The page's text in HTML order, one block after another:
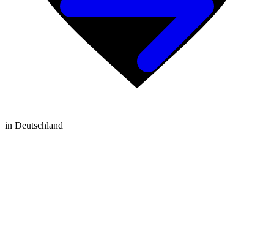
in Deutschland